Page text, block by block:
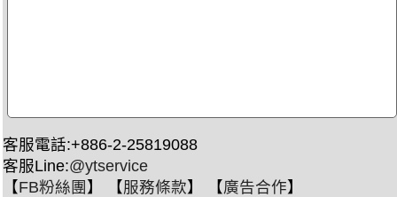
客服電話:+886-2-25819088
客服Line:@ytservice
【FB粉絲團 】 【服務條款】 【廣告合作】